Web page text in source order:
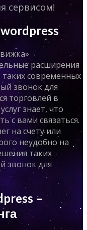
сервисом!
расширения
современных
звонок для
торговлей в
знает, что
с вами связаться.
на счету или
неудобно на
таких
звонок для
–